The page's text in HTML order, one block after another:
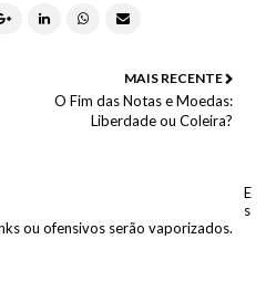
MAIS RECENTE
O Fim das Notas e Moedas:
Liberdade ou Coleira?
E
s
ou ofensivos serão vaporizados.